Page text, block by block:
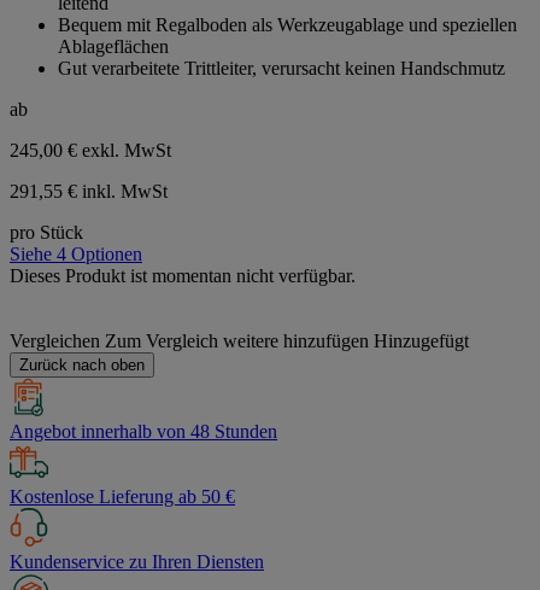
Bequem mit Regalboden als Werkzeugablage und speziellen
Ablageflächen
Gut verarbeitete Trittleiter, verursacht keinen Handschmutz
ab
245,00 € exkl. MwSt
291,55 € inkl. MwSt
pro Stück
Siehe 4 Optionen
Dieses Produkt ist momentan nicht verfügbar.
Vergleichen Zum Vergleich weitere hinzufügen Hinzugefügt
Zurück nach oben
Angebot innerhalb von 48 Stunden
Kostenlose Lieferung ab 50 €
Kundenservice zu Ihren Diensten